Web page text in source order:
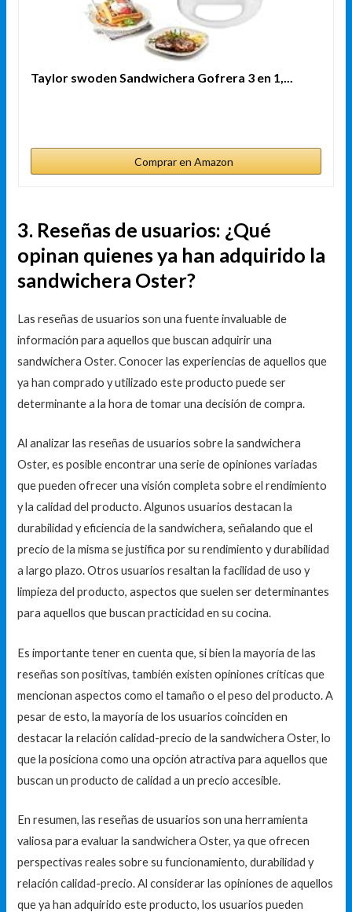
Taylor swoden Sandwichera Gofrera 3 en 1,...
Comprar en Amazon
3. Reseñas de usuarios: ¿Qué
opinan quienes ya han adquirido la
sandwichera Oster?
Las reseñas de usuarios son una fuente invaluable de
información para aquellos que buscan adquirir una
sandwichera Oster. Conocer las experiencias de aquellos que
ya han comprado y utilizado este producto puede ser
determinante a la hora de tomar una decisión de compra.
Al analizar las reseñas de usuarios sobre la sandwichera
Oster, es posible encontrar una serie de opiniones variadas
que pueden ofrecer una visión completa sobre el rendimiento
y la calidad del producto. Algunos usuarios destacan la
durabilidad y eficiencia de la sandwichera, señalando que el
precio de la misma se justifica por su rendimiento y durabilidad
a largo plazo. Otros usuarios resaltan la facilidad de uso y
limpieza del producto, aspectos que suelen ser determinantes
para aquellos que buscan practicidad en su cocina.
Es importante tener en cuenta que, si bien la mayoría de las
reseñas son positivas, también existen opiniones críticas que
mencionan aspectos como el tamaño o el peso del producto. A
pesar de esto, la mayoría de los usuarios coinciden en
destacar la relación calidad-precio de la sandwichera Oster, lo
que la posiciona como una opción atractiva para aquellos que
buscan un producto de calidad a un precio accesible.
En resumen, las reseñas de usuarios son una herramienta
valiosa para evaluar la sandwichera Oster, ya que ofrecen
perspectivas reales sobre su funcionamiento, durabilidad y
relación calidad-precio. Al considerar las opiniones de aquellos
que ya han adquirido este producto, los usuarios pueden